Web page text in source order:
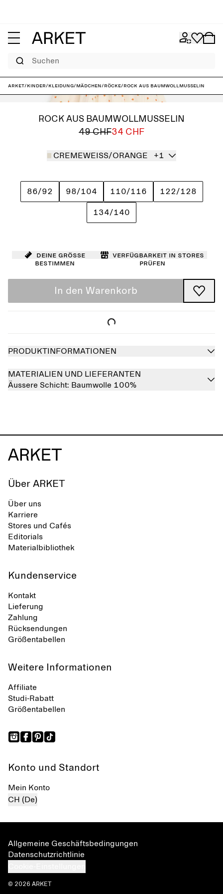
Suchen
ARKET/Kinder/Kleidung/Mädchen/Röcke/Rock aus Baumwollmusselin
ROCK AUS BAUMWOLLMUSSELIN
49 CHF34 CHF
CREMEWEISS/ORANGE +1
86/92 98/104 110/116 122/128
134/140
Deine Größe
bestimmen
Verfügbarkeit in Stores
prüfen
In den Warenkorb
PRODUKTINFORMATIONEN
MATERIALIEN UND LIEFERANTEN
Äussere Schicht: Baumwolle 100%
Über ARKET
Über uns
Karriere
Stores und Cafés
Editorials
Materialbibliothek
Kundenservice
Kontakt
Lieferung
Zahlung
Rücksendungen
Größentabellen
Weitere Informationen
Affiliate
Studi-Rabatt
Größentabellen
Konto und Standort
Mein Konto
CH (De)
Allgemeine Geschäftsbedingungen
Datenschutzrichtlinie
© 2026 ARKET